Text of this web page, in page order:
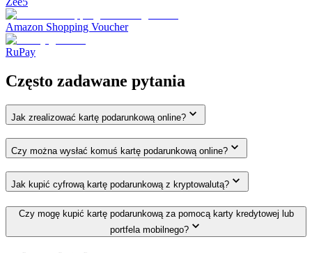
Amazon Shopping Voucher
RuPay
Często zadawane pytania
Jak zrealizować kartę podarunkową online?
Czy można wysłać komuś kartę podarunkową online?
Jak kupić cyfrową kartę podarunkową z kryptowalutą?
Czy mogę kupić kartę podarunkową za pomocą karty kredytowej lub
portfela mobilnego?